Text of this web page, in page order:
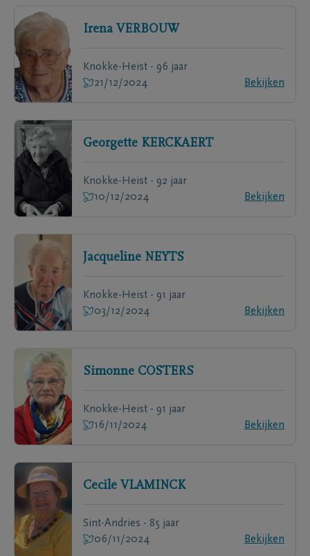
Irena VERBOUW
Knokke-Heist - 96 jaar
21/12/2024
Bekijken
Georgette KERCKAERT
Knokke-Heist - 92 jaar
10/12/2024
Bekijken
Jacqueline NEYTS
Knokke-Heist - 91 jaar
03/12/2024
Bekijken
Simonne COSTERS
Knokke-Heist - 91 jaar
16/11/2024
Bekijken
Cecile VLAMINCK
Sint-Andries - 85 jaar
06/11/2024
Bekijken